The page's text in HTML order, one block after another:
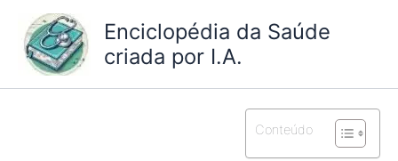
conteúdo
Enciclopédia da Saúde
criada por I.A.
Conteúdo